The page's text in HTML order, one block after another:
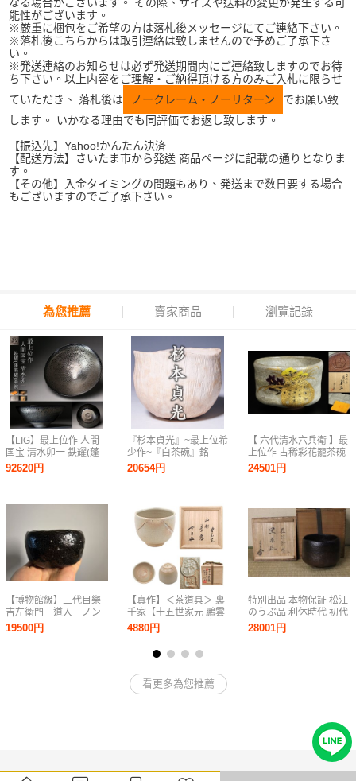
能性がございます。
※厳重に梱包をご希望の方は落札後メッセージにてご連絡下さい。
※落札後こちらからは取引連絡は致しませんので予めご了承下さ
い。
※発送連絡のお知らせは必ず発送期間内にご連絡致しますのでお待
ち下さい。以上内容をご理解・ご納得頂ける方のみご入札に限らせ
ていただき、 落札後は
ノークレーム・ノーリターン
でお願い致
します。 いかなる理由でも同評価でお返し致します。
【振込先】Yahoo!かんたん決済
【配送方法】さいたま市から発送 商品ページに記載の通りとなりま
す。
【その他】入金タイミングの問題もあり、発送まで数日要する場合
もございますのでご了承下さい。
為您推薦 賣家商品 瀏覽記錄
【LIG】最上位作 人間
国宝 清水卯一 鉄耀(蓬
莱耀)茶碗 共箱 共布 栞
本物保証 漆黒に咲く、
92620円
【博物館級】三代目樂
吉左衛門 道入 ノン
コウ 黒楽茶碗 楽吉
左衛門 十代旦入識
19500円
『杉本貞光』~最上位希
少作~『白茶碗』銘
『喜々神猿』共箱 仕覆
銘札 a855
20654円
【真作】＜茶道具＞ 裏
千家【十五世家元 鵬雲
斎 書付】【文化勲章受
勲・今井政之 作】『御
本手 山彫 茶碗』在印
桐共箱 大阪出身 広島県
4880円
【 六代清水六兵衛 】最
上位作 古稀彩花籠茶碗
共箱 保証
24501円
特別出品 本物保証 松江
のうぶ品 利休時代 初代
楽吉左衛門 長次郎作 黒
茶碗 九代了入極め 極め
28001円
看更多為您推薦